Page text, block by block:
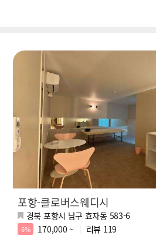
포항-클로버스웨디시
경북 포항시 남구 효자동 583-6
6% 170,000 ~ 리뷰 119